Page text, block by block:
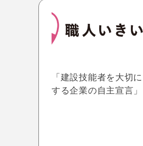
「建設技能者を大切に
する企業の自主宣言」